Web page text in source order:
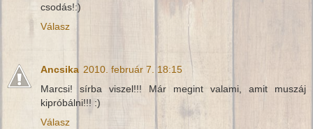
csodás!:)
Válasz
Ancsika 2010. február 7. 18:15
Marcsi! sírba viszel!!! Már megint valami, amit muszáj
kipróbálni!!! :)
Válasz